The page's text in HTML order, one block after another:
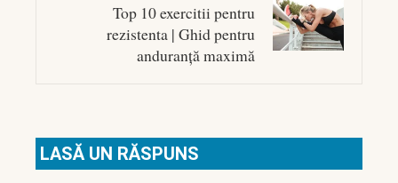
Top 10 exercitii pentru
rezistenta | Ghid pentru
anduranță maximă
LASĂ UN RĂSPUNS